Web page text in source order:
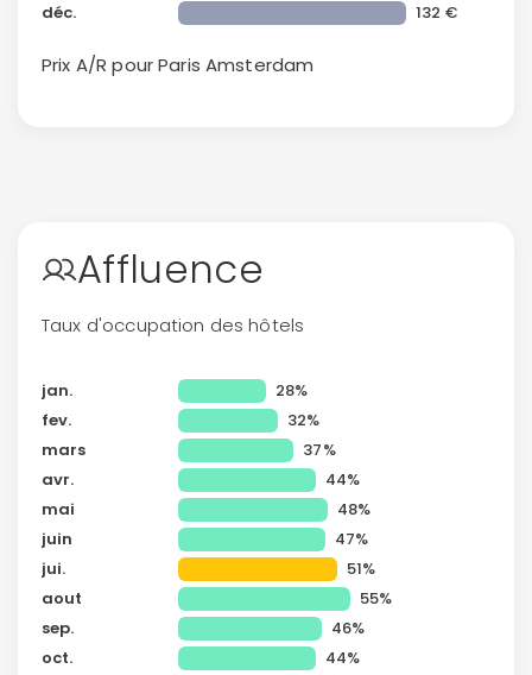
déc. 132 €
Prix A/R pour Paris Amsterdam
Affluence
Taux d'occupation des hôtels
jan.
28%
fev.
32%
mars
37%
avr.
44%
mai
48%
juin
47%
jui.
51%
aout
55%
sep.
46%
oct.
44%
Continuer avec Apple
ou connectez-vous par mail